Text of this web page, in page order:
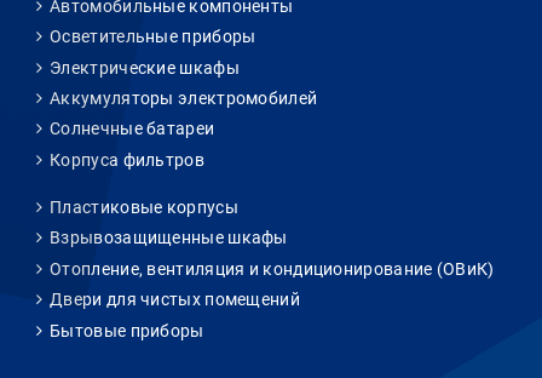
Автомобильные компоненты
Осветительные приборы
Электрические шкафы
Аккумуляторы электромобилей
Солнечные батареи
Корпуса фильтров
Пластиковые корпусы
Взрывозащищенные шкафы
Отопление, вентиляция и кондиционирование (ОВиК)
Двери для чистых помещений
Бытовые приборы